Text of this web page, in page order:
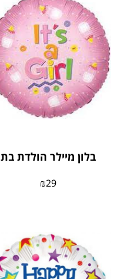
בלון מיילר הולדת בת
₪29